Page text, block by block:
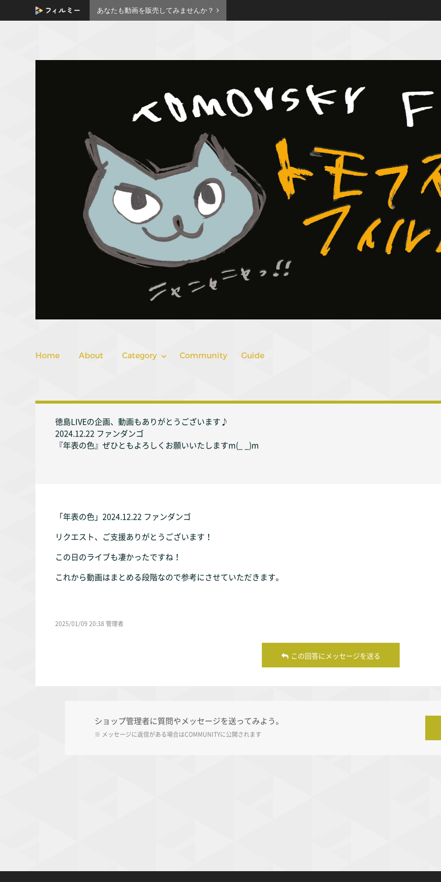
あなたも動画を販売してみませんか？
Home About Category Community Guide
徳島LIVEの企画、動画もありがとうございます♪
2024.12.22 ファンダンゴ
『年表の色』ぜひともよろしくお願いいたしますm(_ _)m
「年表の色」2024.12.22 ファンダンゴ
リクエスト、ご支援ありがとうございます！
この日のライブも凄かったですね！
これから動画はまとめる段階なので参考にさせていただきます。
2025/01/09 20:38 管理者
この回答にメッセージを送る
ショップ管理者に質問やメッセージを送ってみよう。
※ メッセージに返信がある場合はCOMMUNITYに公開されます